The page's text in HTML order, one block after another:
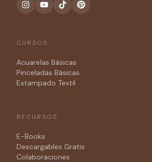
CURSOS
Acuarelas Básicas
Pinceladas Básicas
Estampado Textil
RECURSOS
E-Books
Descargables Gratis
Colaboraciones